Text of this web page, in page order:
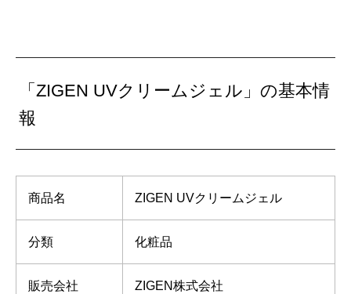
「ZIGEN UVクリームジェル」の基本情
報
商品名 ZIGEN UVクリームジェル
分類 化粧品
販売会社 ZIGEN株式会社